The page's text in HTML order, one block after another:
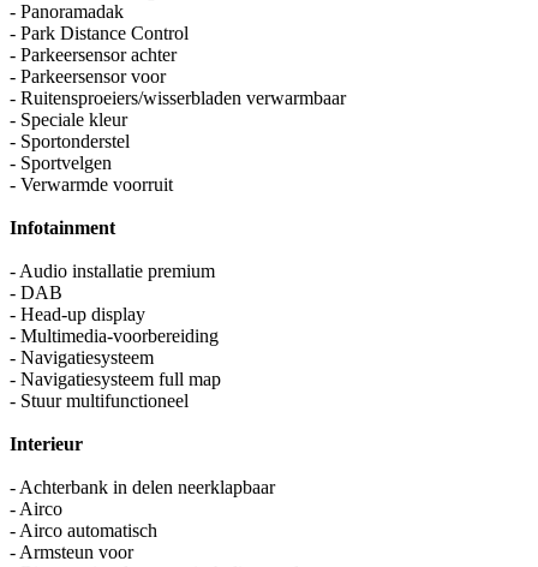
- Panoramadak
- Park Distance Control
- Parkeersensor achter
- Parkeersensor voor
- Ruitensproeiers/wisserbladen verwarmbaar
- Speciale kleur
- Sportonderstel
- Sportvelgen
- Verwarmde voorruit
Infotainment
- Audio installatie premium
- DAB
- Head-up display
- Multimedia-voorbereiding
- Navigatiesysteem
- Navigatiesysteem full map
- Stuur multifunctioneel
Interieur
- Achterbank in delen neerklapbaar
- Airco
- Airco automatisch
- Armsteun voor